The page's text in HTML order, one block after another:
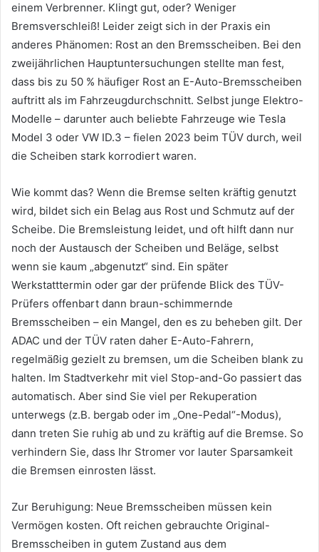
einem Verbrenner. Klingt gut, oder? Weniger
Bremsverschleiß! Leider zeigt sich in der Praxis ein
anderes Phänomen: Rost an den Bremsscheiben. Bei den
zweijährlichen Hauptuntersuchungen stellte man fest,
dass bis zu 50 % häufiger Rost an E-Auto-Bremsscheiben
auftritt als im Fahrzeugdurchschnitt. Selbst junge Elektro-
Modelle – darunter auch beliebte Fahrzeuge wie Tesla
Model 3 oder VW ID.3 – fielen 2023 beim TÜV durch, weil
die Scheiben stark korrodiert waren.
Wie kommt das? Wenn die Bremse selten kräftig genutzt
wird, bildet sich ein Belag aus Rost und Schmutz auf der
Scheibe. Die Bremsleistung leidet, und oft hilft dann nur
noch der Austausch der Scheiben und Beläge, selbst
wenn sie kaum „abgenutzt“ sind. Ein später
Werkstatttermin oder gar der prüfende Blick des TÜV-
Prüfers offenbart dann braun-schimmernde
Bremsscheiben – ein Mangel, den es zu beheben gilt. Der
ADAC und der TÜV raten daher E-Auto-Fahrern,
regelmäßig gezielt zu bremsen, um die Scheiben blank zu
halten. Im Stadtverkehr mit viel Stop-and-Go passiert das
automatisch. Aber sind Sie viel per Rekuperation
unterwegs (z.B. bergab oder im „One-Pedal“-Modus),
dann treten Sie ruhig ab und zu kräftig auf die Bremse. So
verhindern Sie, dass Ihr Stromer vor lauter Sparsamkeit
die Bremsen einrosten lässt.
Zur Beruhigung: Neue Bremsscheiben müssen kein
Vermögen kosten. Oft reichen gebrauchte Original-
Bremsscheiben in gutem Zustand aus dem